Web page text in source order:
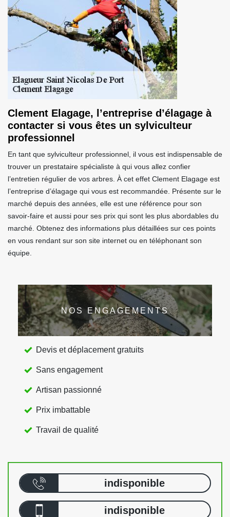
Clement Elagage, l’entreprise d’élagage à
contacter si vous êtes un sylviculteur
professionnel
En tant que sylviculteur professionnel, il vous est indispensable de
trouver un prestataire spécialiste à qui vous allez confier
l’entretien régulier de vos arbres. À cet effet Clement Elagage est
l’entreprise d’élagage qui vous est recommandée. Présente sur le
marché depuis des années, elle est une référence pour son
savoir-faire et aussi pour ses prix qui sont les plus abordables du
marché. Obtenez des informations plus détaillées sur ces points
en vous rendant sur son site internet ou en téléphonant son
équipe.
NOS ENGAGEMENTS
Devis et déplacement gratuits
Sans engagement
Artisan passionné
Prix imbattable
Travail de qualité
indisponible
indisponible